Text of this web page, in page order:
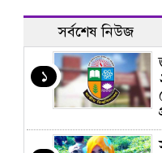
সর্বশেষ নিউজ
১